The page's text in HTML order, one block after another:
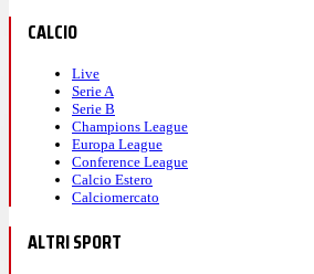
CALCIO
Live
Serie A
Serie B
Champions League
Europa League
Conference League
Calcio Estero
Calciomercato
ALTRI SPORT